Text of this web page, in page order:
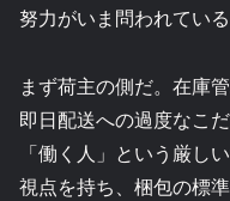
努力がいま問われている
まず荷主の側だ。在庫
即日配送への過度なこ
「働く人」という厳し
視点を持ち、梱包の標